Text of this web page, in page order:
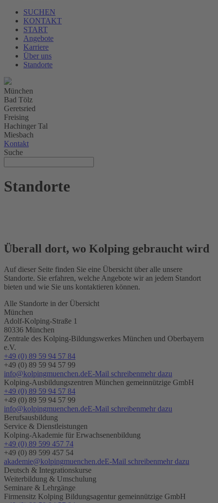
SUCHEN
KONTAKT
START
Angebote
Karriere
Über uns
Standorte
München
Bad Tölz
Geretsried
Freising
Hachinger Tal
Miesbach
Kontakt
Suche
Standorte
Überall dort, wo Kolping gebraucht wird
Auf dieser Seite finden Sie eine Übersicht über alle unsere
Standorte. Sie erfahren, welche Angebote wir an jedem Standort
bieten und wie Sie uns kontaktieren können.
Alle Standorte in der Übersicht
München
Adolf-Kolping-Straße 1
80336 München
Zentrale des Kolping-Bildungswerkes München und Oberbayern
e.V.
+49 (0) 89 59 94 57 84
+49 (0) 89 59 94 57 99
info@kolpingmuenchen.deE-Mail schreibenmehr dazu
Kolping-Ausbildungszentren München gemeinnützige GmbH
+49 (0) 89 59 94 57 84
+49 (0) 89 59 94 57 99
info@kolpingmuenchen.deE-Mail schreibenmehr dazu
Berufsausbildung
Service & Dienstleistungen
Kolping-Akademie für Erwachsenenbildung
+49 (0) 89 599 457 74
+49 (0) 89 599 457 54
akademie@kolpingmuenchen.deE-Mail schreibenmehr dazu
Deutsch & Integrationskurse
Weiterbildung & Umschulung
Seminare & Lehrgänge
Firmensitz Kolping Bildungsagentur gemeinnützige GmbH